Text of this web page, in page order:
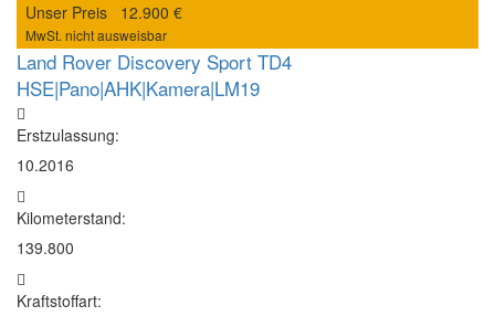
Unser Preis 12.900 €
MwSt. nicht ausweisbar
Land Rover Discovery Sport TD4
HSE|Pano|AHK|Kamera|LM19
Erstzulassung:
10.2016
Kilometerstand:
139.800
Kraftstoffart: